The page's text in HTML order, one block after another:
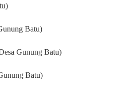
Batu)
Gunung Batu)
Batu)